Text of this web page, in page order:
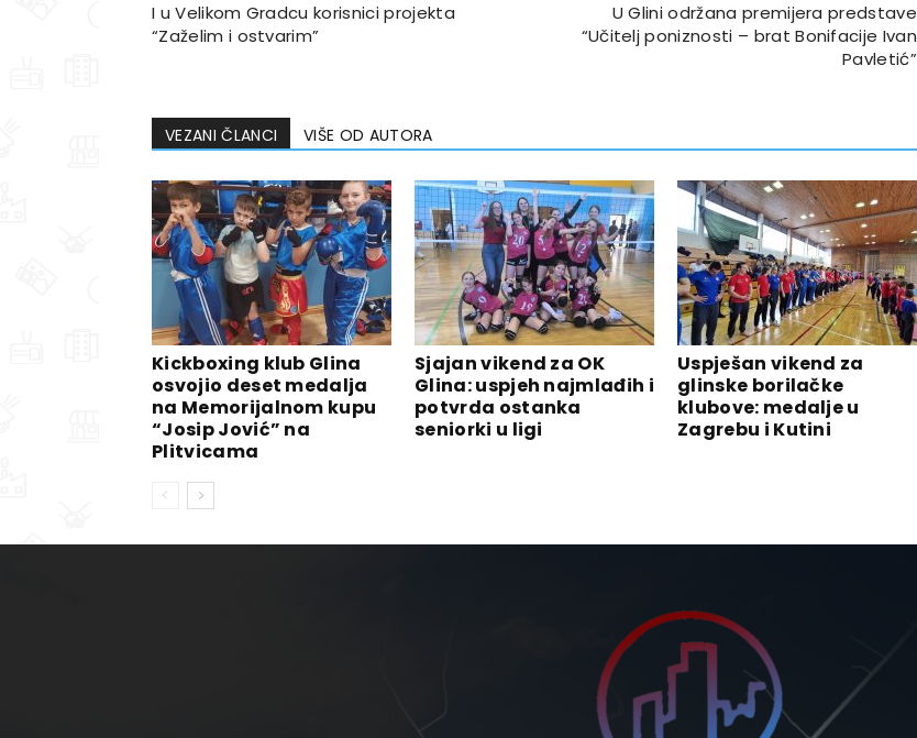
I u Velikom Gradcu korisnici projekta
“Zaželim i ostvarim”
U Glini održana premijera predstave
“Učitelj poniznosti – brat Bonifacije Ivan
Pavletić”
VEZANI ČLANCI VIŠE OD AUTORA
Kickboxing klub Glina
osvojio deset medalja
na Memorijalnom kupu
“Josip Jović” na
Plitvicama
Sjajan vikend za OK
Glina: uspjeh najmlađih i
potvrda ostanka
seniorki u ligi
Uspješan vikend za
glinske borilačke
klubove: medalje u
Zagrebu i Kutini